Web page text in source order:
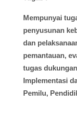
Mempunyai
penyusunan
dan
pemantauan,
tugas dukungan
Implementasi
Pemilu,